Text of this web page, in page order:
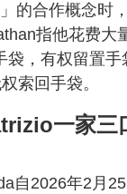
」的合作概念时
指他花费大
袋，有权留置
索回手袋。
一家三
自2026年2月